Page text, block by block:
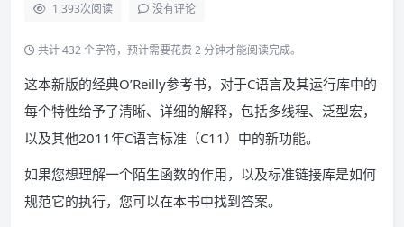
1,393次阅读 没有评论
共计 432 个字符，预计需要花费 2 分钟才能阅读完成。
这本新版的经典O’Reilly参考书，对于C语言及其运行库中的
每个特性给予了清晰、详细的解释，包括多线程、泛型宏，
以及其他2011年C语言标准（C11）中的新功能。
如果您想理解一个陌生函数的作用，以及标准链接库是如何
规范它的执行，您可以在本书中找到答案。